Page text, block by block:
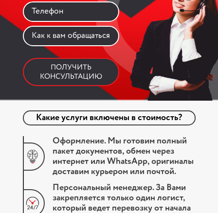
ПОЛУЧИТЬ
КОНСУЛЬТАЦИЮ
Какие услуги включены в стоимость?
Оформление. Мы готовим полный
пакет документов, обмен через
интернет или WhatsApp, оригиналы
доставим курьером или почтой.
Персональный менеджер. За Вами
закрепляется только один логист,
который ведет перевозку от начала
Стоимость:
Коммерческая информация руб. без НДС.
Заказать звонок
Заказать
что ознакомлен и согласен с Политикой
конфиденциальности данного сайта.
Политикой конфиденциальности данного сайта.